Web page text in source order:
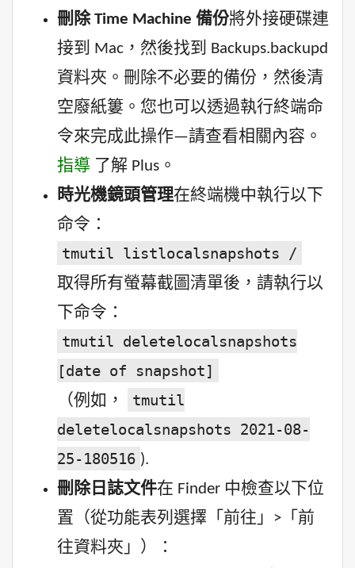
刪除 Time Machine 備份將外接硬碟連
接到 Mac，然後找到 Backups.backupd
資料夾。刪除不必要的備份，然後清
空廢紙簍。您也可以透過執行終端命
令來完成此操作—請查看相關內容。
指導 了解 Plus。
時光機鏡頭管理在終端機中執行以下
命令：
tmutil listlocalsnapshots /
取得所有螢幕截圖清單後，請執行以
下命令：
tmutil deletelocalsnapshots
[date of snapshot]
（例如，
tmutil
deletelocalsnapshots 2021-08-
25-180516 ).
刪除日誌文件在 Finder 中檢查以下位
置（從功能表列選擇「前往」>「前
往資料夾」）：